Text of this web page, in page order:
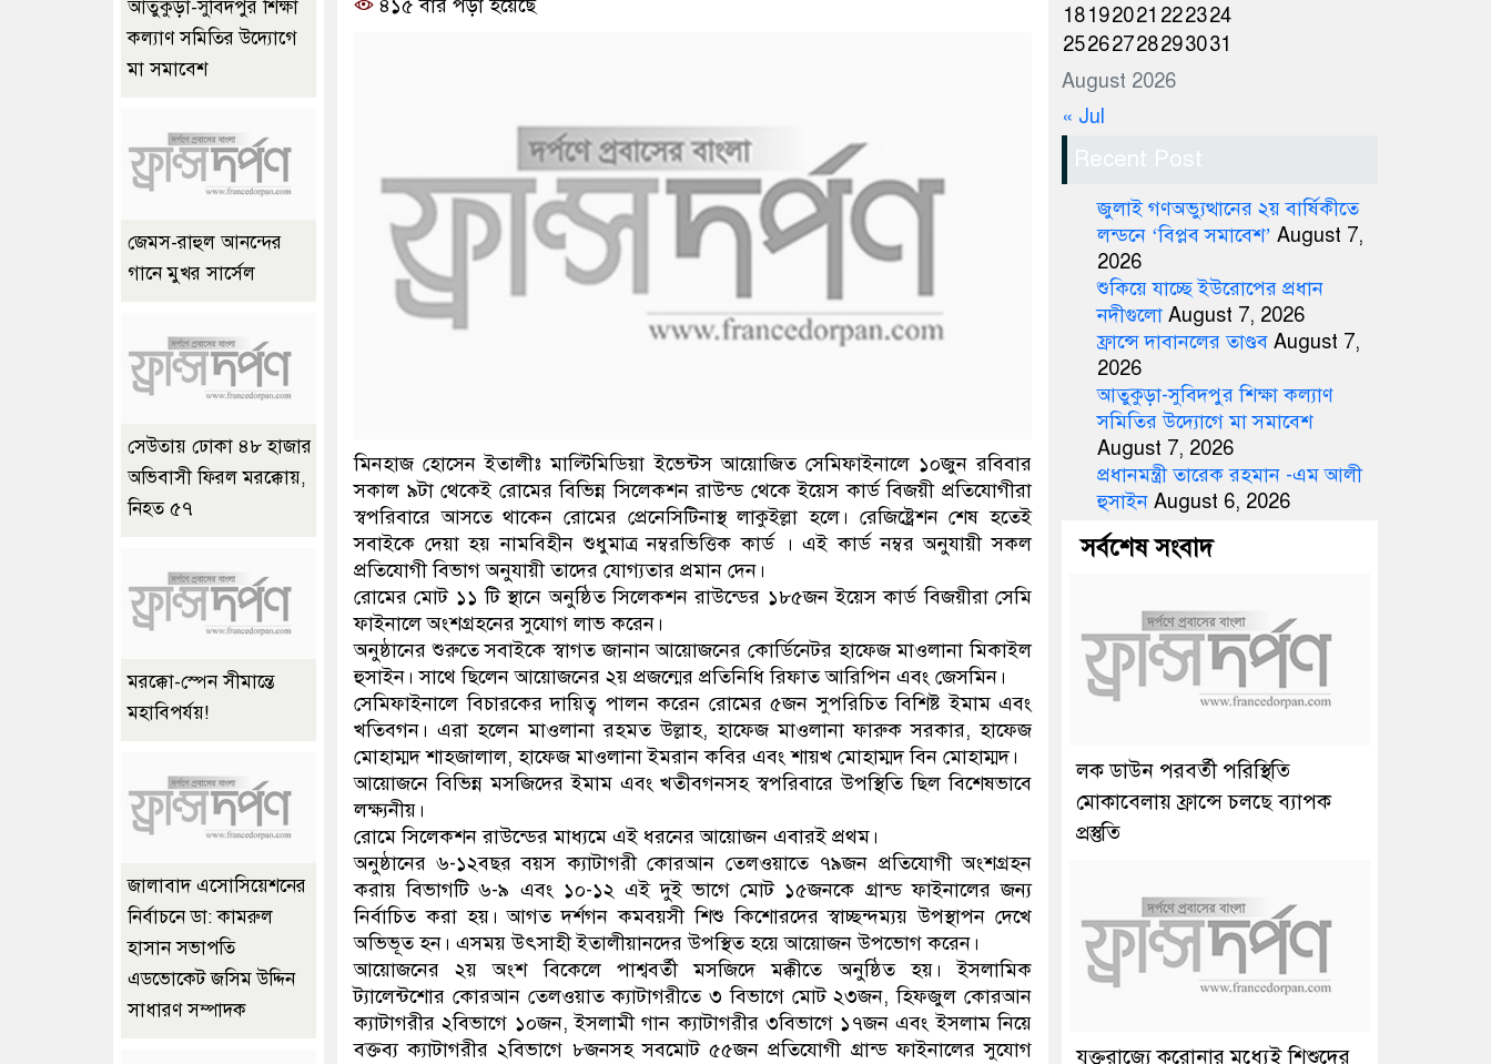
৪১৫ বার পড়া হয়েছে
মিনহাজ হোসেন ইতালীঃ মাল্টিমিডিয়া ইভেন্টস আয়োজিত সেমিফাইনালে ১০জুন রবিবার
সকাল ৯টা থেকেই রোমের বিভিন্ন সিলেকশন রাউন্ড থেকে ইয়েস কার্ড বিজয়ী প্রতিযোগীরা
স্বপরিবারে আসতে থাকেন রোমের প্রেনেসিটিনাস্থ লাকুইল্লা হলে। রেজিষ্ট্রেশন শেষ হতেই
সবাইকে দেয়া হয় নামবিহীন শুধুমাত্র নম্বরভিত্তিক কার্ড । এই কার্ড নম্বর অনুযায়ী সকল
প্রতিযোগী বিভাগ অনুযায়ী তাদের যোগ্যতার প্রমান দেন।
রোমের মোট ১১ টি স্থানে অনুষ্ঠিত সিলেকশন রাউন্ডের ১৮৫জন ইয়েস কার্ড বিজয়ীরা সেমি
ফাইনালে অংশগ্রহনের সুযোগ লাভ করেন।
অনুষ্ঠানের শুরুতে সবাইকে স্বাগত জানান আয়োজনের কোর্ডিনেটর হাফেজ মাওলানা মিকাইল
হুসাইন। সাথে ছিলেন আয়োজনের ২য় প্রজন্মের প্রতিনিধি রিফাত আরিপিন এবং জেসমিন।
সেমিফাইনালে বিচারকের দায়িত্ব পালন করেন রোমের ৫জন সুপরিচিত বিশিষ্ট ইমাম এবং
খতিবগন। এরা হলেন মাওলানা রহমত উল্লাহ, হাফেজ মাওলানা ফারুক সরকার, হাফেজ
মোহাম্মদ শাহজালাল, হাফেজ মাওলানা ইমরান কবির এবং শায়খ মোহাম্মদ বিন মোহাম্মদ।
আয়োজনে বিভিন্ন মসজিদের ইমাম এবং খতীবগনসহ স্বপরিবারে উপস্থিতি ছিল বিশেষভাবে
লক্ষ্যনীয়।
রোমে সিলেকশন রাউন্ডের মাধ্যমে এই ধরনের আয়োজন এবারই প্রথম।
অনুষ্ঠানের ৬-১২বছর বয়স ক্যাটাগরী কোরআন তেলওয়াতে ৭৯জন প্রতিযোগী অংশগ্রহন
করায় বিভাগটি ৬-৯ এবং ১০-১২ এই দুই ভাগে মোট ১৫জনকে গ্রান্ড ফাইনালের জন্য
নির্বাচিত করা হয়। আগত দর্শগন কমবয়সী শিশু কিশোরদের স্বাচ্ছন্দম্যয় উপস্থাপন দেখে
অভিভূত হন। এসময় উৎসাহী ইতালীয়ানদের উপস্থিত হয়ে আয়োজন উপভোগ করেন।
আয়োজনের ২য় অংশ বিকেলে পাশ্ববর্তী মসজিদে মক্কীতে অনুষ্ঠিত হয়। ইসলামিক
ট্যালেন্টশোর কোরআন তেলওয়াত ক্যাটাগরীতে ৩ বিভাগে মোট ২৩জন, হিফজুল কোরআন
ক্যাটাগরীর ২বিভাগে ১০জন, ইসলামী গান ক্যাটাগরীর ৩বিভাগে ১৭জন এবং ইসলাম নিয়ে
বক্তব্য ক্যাটাগরীর ২বিভাগে ৮জনসহ সবমোট ৫৫জন প্রতিযোগী গ্রান্ড ফাইনালের সুযোগ
আতুকুড়া-সুবিদপুর শিক্ষা
কল্যাণ সমিতির উদ্যোগে
মা সমাবেশ
জেমস-রাহুল আনন্দের
গানে মুখর সার্সেল
সেউতায় ঢোকা ৪৮ হাজার
অভিবাসী ফিরল মরক্কোয়,
নিহত ৫৭
মরক্কো-স্পেন সীমান্তে
মহাবিপর্যয়!
জালাবাদ এসোসিয়েশনের
নির্বাচনে ডা: কামরুল
হাসান সভাপতি
এডভোকেট জসিম উদ্দিন
সাধারণ সম্পাদক
August 2026
18192021 222324
25262728293031
« Jul
Recent Post
জুলাই গণঅভ্যুত্থানের ২য় বার্ষিকীতে
লন্ডনে ‘বিপ্লব সমাবেশ’ August 7,
2026
শুকিয়ে যাচ্ছে ইউরোপের প্রধান
নদীগুলো August 7, 2026
ফ্রান্সে দাবানলের তাণ্ডব August 7,
2026
আতুকুড়া-সুবিদপুর শিক্ষা কল্যাণ
সমিতির উদ্যোগে মা সমাবেশ
August 7, 2026
প্রধানমন্ত্রী তারেক রহমান -এম আলী
হুসাইন August 6, 2026
সর্বশেষ সংবাদ
লক ডাউন পরবর্তী পরিস্থিতি
মোকাবেলায় ফ্রান্সে চলছে ব্যাপক
প্রস্তুতি
যুক্তরাজ্যে করোনার মধ্যেই শিশুদের